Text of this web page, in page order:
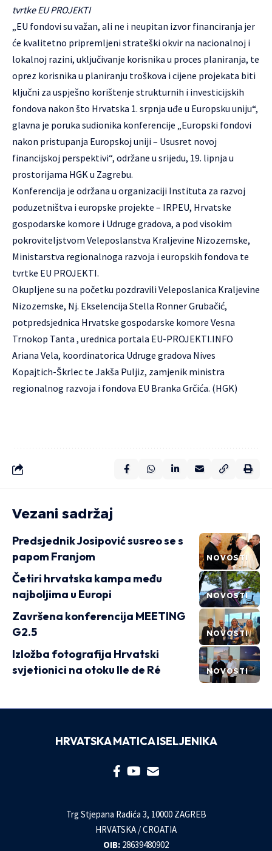
tvrtke EU PROJEKTI
„EU fondovi su važan, ali ne i neupitan izvor financiranja jer
će kvalitetno pripremljeni strateški okvir na nacionalnoj i
lokalnoj razini, uključivanje korisnika u proces planiranja, te
oprez korisnika u planiranju troškova i cijene projekata biti
ključni za uspješno korištenje strukturnih i investicijskih
fondova nakon što Hrvatska 1. srpnja uđe u Europsku uniju“,
glavna je poruka sudionika konferencije „Europski fondovi
nakon pristupanja Europskoj uniji – Ususret novoj
financijskoj perspektivi“, održane u srijedu, 19. lipnja u
prostorijama HGK u Zagrebu.
Konferencija je održana u organizaciji Instituta za razvoj
poduzetništva i europske projekte – IRPEU, Hrvatske
gospodarske komore i Udruge gradova, a pod visokim
pokroviteljstvom Veleposlanstva Kraljevine Nizozemske,
Ministarstva regionalnoga razvoja i europskih fondova te
tvrtke EU PROJEKTI.
Okupljene su na početku pozdravili Veleposlanica Kraljevine
Nizozemske, Nj. Ekselencija Stella Ronner Grubačić,
potpredsjednica Hrvatske gospodarske komore Vesna
Trnokop Tanta , urednica portala EU-PROJEKTI.INFO
Ariana Vela, koordinatorica Udruge gradova Nives
Kopajtich-Škrlec te Jakša Puljiz, zamjenik ministra
regionalnog razvoja i fondova EU Branka Grčića. (HGK)
Vezani sadržaj
NOVOSTI
Predsjednik Josipović susreo se s
papom Franjom
NOVOSTI
Četiri hrvatska kampa među
najboljima u Europi
NOVOSTI
Završena konferencija MEETING
G2.5
NOVOSTI
Izložba fotografija Hrvatski
svjetionici na otoku Ile de Ré
HRVATSKA MATICA ISELJENIKA
Trg Stjepana Radića 3, 10000 ZAGREB
HRVATSKA / CROATIA
OIB: 28639480902